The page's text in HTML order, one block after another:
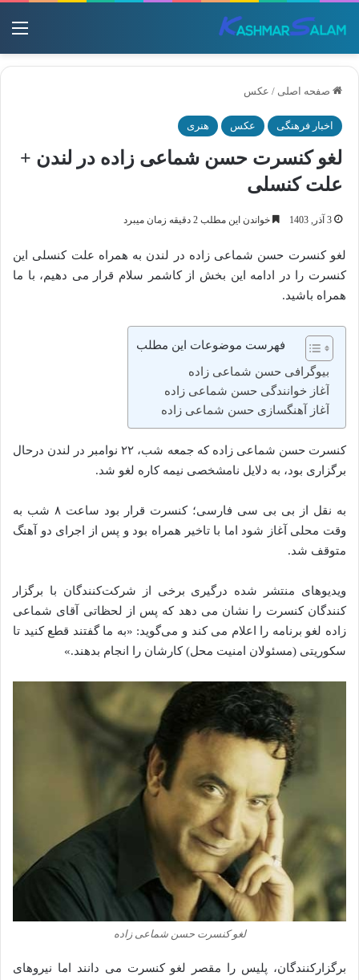
صفحه اصلی / عکس
اخبار فرهنگی عکس هنری
لغو کنسرت حسن شماعی‌ زاده در لندن +
علت کنسلی
3 آذر, 1403 خواندن این مطلب 2 دقیقه زمان میبرد
لغو کنسرت حسن شماعی‌ زاده در لندن به همراه علت کنسلی این
کنسرت را در ادامه این بخش از کاشمر سلام قرار می دهیم، با ما
همراه باشید.
فهرست موضوعات این مطلب
بیوگرافی حسن شماعی‌ زاده
آغاز خوانندگی حسن شماعی‌ زاده
آغاز آهنگسازی حسن شماعی‌ زاده‌
کنسرت حسن شماعی‌ زاده که جمعه شب، ۲۲ نوامبر در لندن درحال
برگزاری بود، به دلایل نامشخصی نیمه‌ کاره لغو شد.
به نقل از بی بی سی فارسی؛ کنسرت قرار بود ساعت ۸ شب به
وقت محلی آغاز شود اما با تاخیر همراه بود و پس از اجرای دو آهنگ
متوقف شد.
ویدیوهای منتشر شده درگیری برخی از شرکت‌کنندگان با برگزار
کنندگان کنسرت را نشان می‌ دهد که پس از لحظاتی آقای شماعی‌
زاده‌ لغو برنامه را اعلام می‌ کند و می‌گوید: «به ما گفتند قطع کنید تا
سکوریتی (مسئولان امنیت محل) کارشان را انجام بدهند.»
لغو کنسرت حسن شماعی‌ زاده
برگزارکنندگان، پلیس را مقصر لغو کنسرت می‌ دانند اما نیروهای